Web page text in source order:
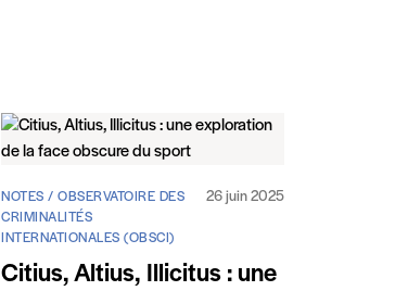
NOTES / OBSERVATOIRE DES
CRIMINALITÉS
INTERNATIONALES (OBSCI)
26 juin 2025
Citius, Altius, Illicitus : une